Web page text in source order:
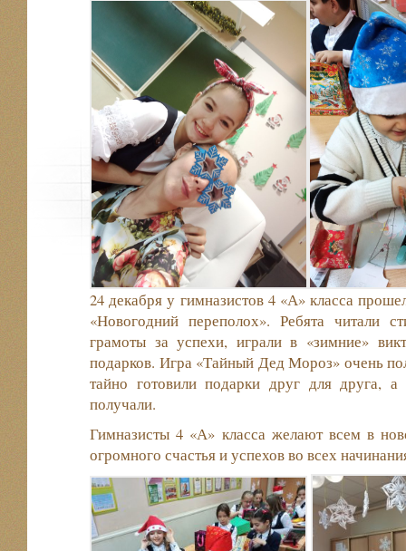
24 декабря у гимназистов 4 «А» класса
«Новогодний переполох». Ребята читали
грамоты за успехи, играли в «зимние»
подарков. Игра «Тайный Дед Мороз» очень
тайно готовили подарки друг для друга,
получали.
Гимназисты 4 «А» класса желают всем в
огромного счастья и успехов во всех